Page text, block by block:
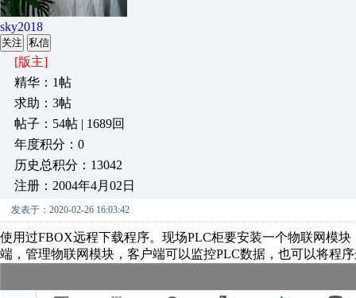
sky2018
关注 私信
[版主]
精华：1帖
求助：3帖
帖子：54帖 | 1689回
年度积分：0
历史总积分：13042
注册：2004年4月02日
发表于：2020-02-26 16:03:42
使用过FBOX远程下载程序。现场PLC柜要安装一个物联网模块
端，管理物联网模块，客户端可以监控PLC数据，也可以将程